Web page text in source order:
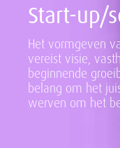
Start-up/
Het vormgeven
vereist visie,
beginnende
belang om het
werven om het